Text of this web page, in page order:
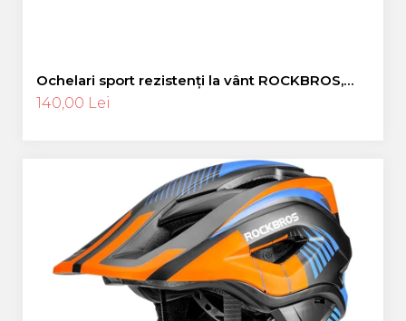
Ochelari sport rezistenți la vânt ROCKBROS,
ochelari polarizați pentru ciclism, ochelari de
soare pentru exterior -
140,00 Lei